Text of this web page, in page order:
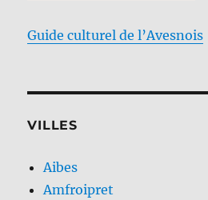
Guide culturel de l’Avesnois
VILLES
Aibes
Amfroipret